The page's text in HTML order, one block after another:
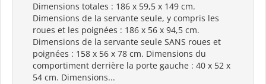
Dimensions totales : 186 x 59,5 x 149 cm.
Dimensions de la servante seule, y compris les
roues et les poignées : 186 x 56 x 94,5 cm.
Dimensions de la servante seule SANS roues et
poignées : 158 x 56 x 78 cm. Dimensions du
comportiment derrière la porte gauche : 40 x 52 x
54 cm. Dimensions...